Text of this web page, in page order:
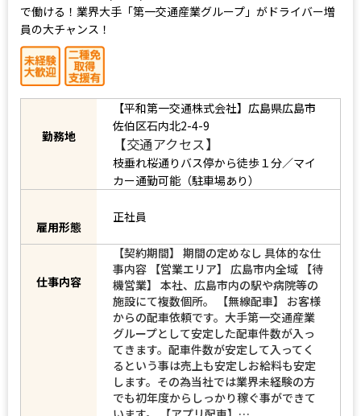
配車アプリ「DiDi/Uber/MOV」と提携！働きやすさ抜群の環境
で働ける！業界大手「第一交通産業グループ」がドライバー増
員の大チャンス！
【平和第一交通株式会社】広島県広島市
佐伯区石内北2-4-9
【交通アクセス】
枝垂れ桜通りバス停から徒歩１分／マイ
雇用形態
【契約期間】 期間の定めなし 具体的な仕
事内容 【営業エリア】 広島市内全域 【待
機営業】 本社、広島市内の駅や病院等の
施設にて複数個所。 【無線配車】 お客様
からの配車依頼です。大手第一交通産業
グループとして安定した配車件数が入っ
てきます。配車件数が安定して入ってく
るという事は売上も安定しお給料も安定
します。その為当社では業界未経験の方